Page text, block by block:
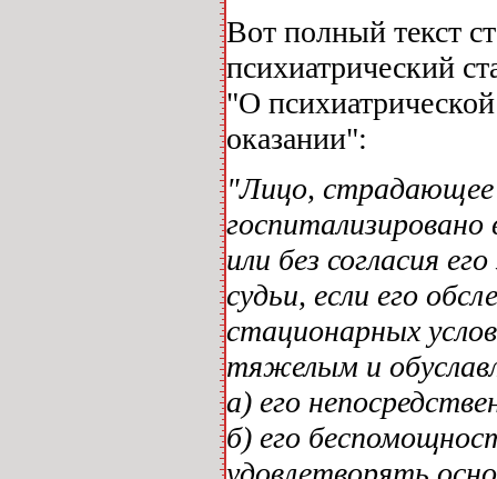
Вот полный текст
психиатрический
"О
оказании":
"Лицо,
госпитализировано
или без согласия
судьи, если его
стационарных
тяжелым и
а) его
б) его